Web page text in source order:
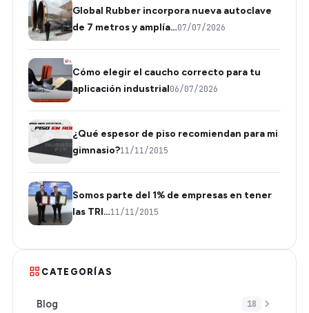
Global Rubber incorpora nueva autoclave
de 7 metros y amplía…07/07/2026
Cómo elegir el caucho correcto para tu
aplicación industrial06/07/2026
¿Qué espesor de piso recomiendan para mi
gimnasio?11/11/2015
Somos parte del 1% de empresas en tener
las TRI…11/11/2015
CATEGORÍAS
Blog 18